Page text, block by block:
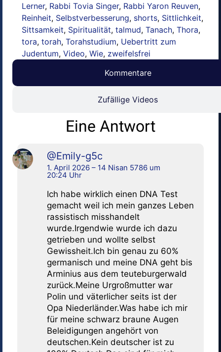
Lerner, Rabbi Tovia Singer, Rabbi Yaron Reuven,
Reinheit, Selbstverbesserung, shorts, Sittlichkeit,
Sittsamkeit, Spiritualität, talmud, Tanach, Thora,
tora, torah, Torahstudium, Uebertritt zum
Judentum, Video, Wie, zweifelsfrei
Kommentare
Zufällige Videos
Eine Antwort
@Emily-g5c
1. April 2026 – 14 Nisan 5786 um
20:24 Uhr
Ich habe wirklich einen DNA Test
gemacht weil ich mein ganzes Leben
rassistisch misshandelt
wurde.Irgendwie wurde ich dazu
getrieben und wollte selbst
Gewissheit.Ich bin genau zu 60%
germanisch und meine DNA geht bis
Arminius aus dem teuteburgerwald
zurück.Meine Urgroßmutter war
Polin und väterlicher seits ist der
Opa Niederländer.Was habe ich mir
für meine schwarz braune Augen
Beleidigungen angehört von
deutschen.Kein deutscher ist zu